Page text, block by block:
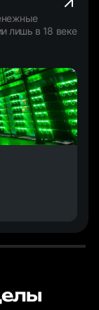
лишь в 18 веке